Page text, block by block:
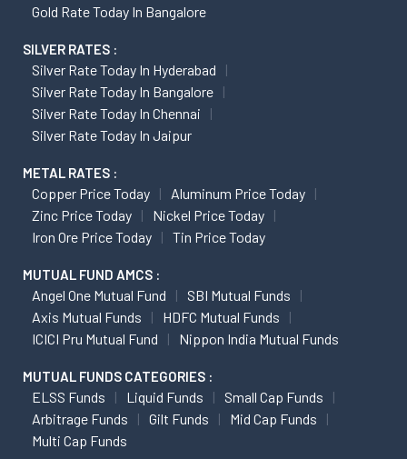
Gold Rate Today In Bangalore
SILVER RATES :
Silver Rate Today In Hyderabad
Silver Rate Today In Bangalore
Silver Rate Today In Chennai
Silver Rate Today In Jaipur
METAL RATES :
Copper Price Today
Aluminum Price Today
Zinc Price Today
Nickel Price Today
Iron Ore Price Today
Tin Price Today
MUTUAL FUND AMCS :
Angel One Mutual Fund
SBI Mutual Funds
Axis Mutual Funds
HDFC Mutual Funds
ICICI Pru Mutual Fund
Nippon India Mutual Funds
MUTUAL FUNDS CATEGORIES :
ELSS Funds Liquid Funds
Small Cap Funds
Arbitrage Funds
Gilt Funds
Mid Cap Funds
Multi Cap Funds